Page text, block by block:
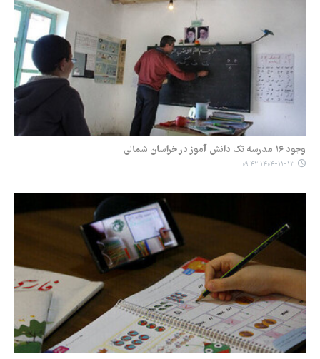
وجود ۱۶ مدرسه تک دانش آموز در خراسان شمالی
۱۴۰۴-۱۱-۱۳ ۰۹:۴۲